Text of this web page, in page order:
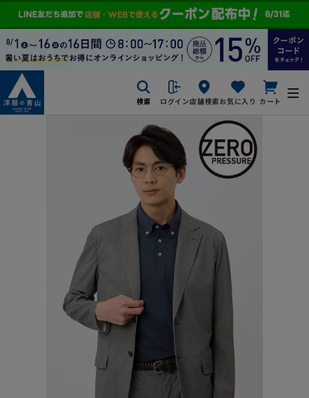
検索 ログイン店舗検索お気に入り カート